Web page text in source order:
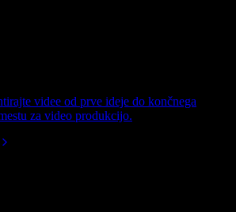
videe od prve ideje do končnega
za video produkcijo.